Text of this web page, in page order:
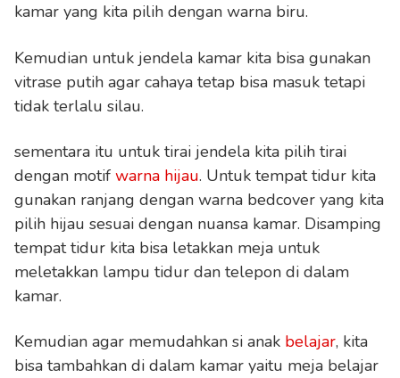
kamar yang kita pilih dengan warna biru.
Kemudian untuk jendela kamar kita bisa gunakan
vitrase putih agar cahaya tetap bisa masuk tetapi
tidak terlalu silau.
sementara itu untuk tirai jendela kita pilih tirai
dengan motif warna hijau. Untuk tempat tidur kita
gunakan ranjang dengan warna bedcover yang kita
pilih hijau sesuai dengan nuansa kamar. Disamping
tempat tidur kita bisa letakkan meja untuk
meletakkan lampu tidur dan telepon di dalam
kamar.
Kemudian agar memudahkan si anak belajar, kita
bisa tambahkan di dalam kamar yaitu meja belajar